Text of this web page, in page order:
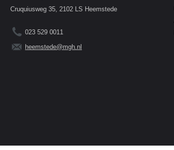
Cruquiusweg 35, 2102 LS Heemstede
023 529 0011
heemstede@mgh.nl